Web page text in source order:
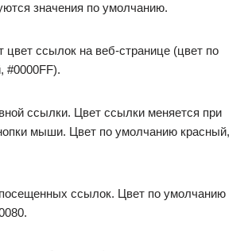
значения по умолчанию.
ссылок на веб-странице (цвет по
#0000FF).
ссылки. Цвет ссылки меняется при
мыши. Цвет по умолчанию красный,
ссылок. Цвет по умолчанию